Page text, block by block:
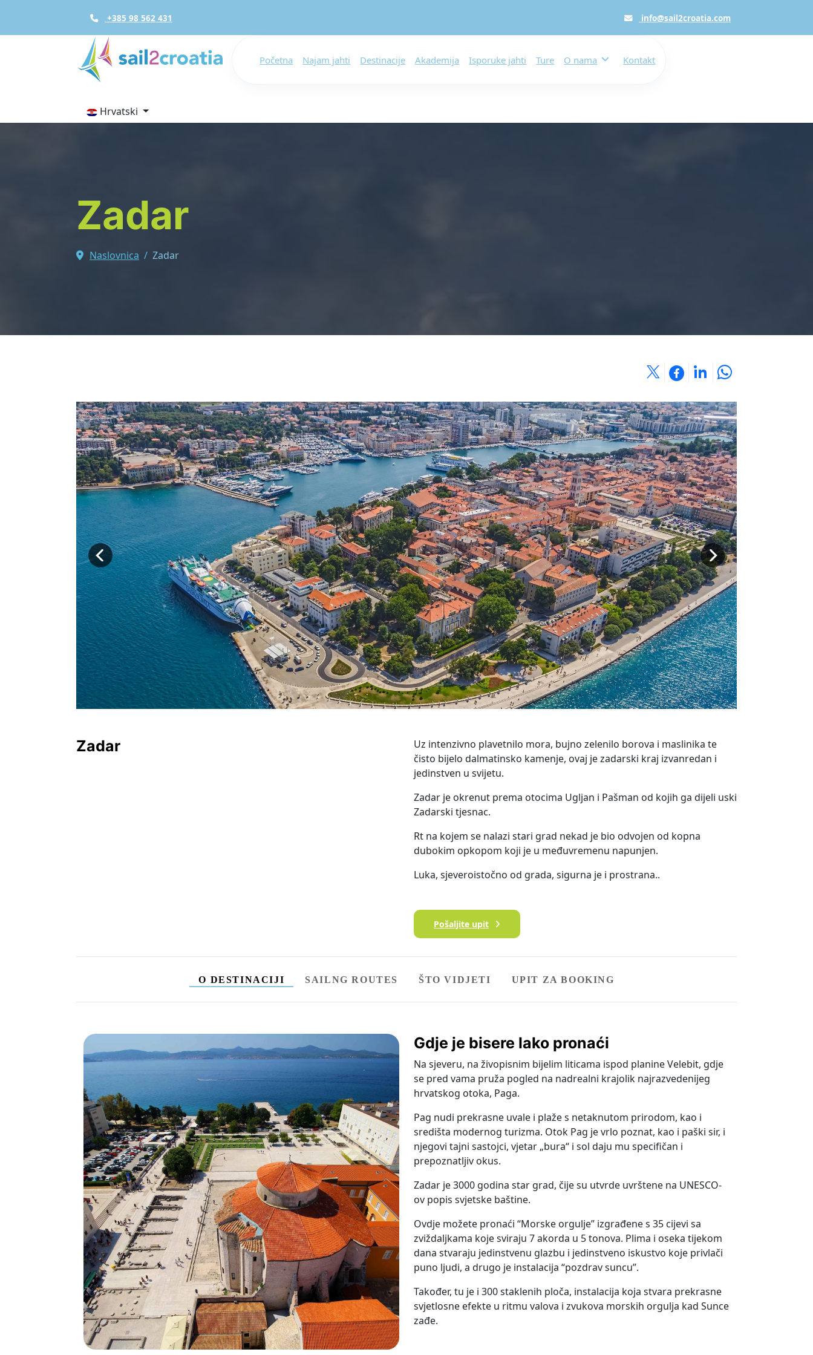
+385 98 562 431 info@sail2croatia.com
Početna Najam jahti Destinacije Akademija Isporuke jahti Ture O nama Kontakt
Hrvatski
Zadar
Naslovnica Zadar
Zadar
Uz intenzivno plavetnilo mora, bujno zelenilo borova i maslinika te
čisto bijelo dalmatinsko kamenje, ovaj je zadarski kraj izvanredan i
jedinstven u svijetu.
Zadar je okrenut prema otocima Ugljan i Pašman od kojih ga dijeli uski
Zadarski tjesnac.
Rt na kojem se nalazi stari grad nekad je bio odvojen od kopna
dubokim opkopom koji je u međuvremenu napunjen.
Luka, sjeveroistočno od grada, sigurna je i prostrana..
Pošaljite upit
O DESTINACIJI SAILNG ROUTES ŠTO VIDJETI UPIT ZA BOOKING
Gdje je bisere lako pronaći
Na sjeveru, na živopisnim bijelim liticama ispod planine Velebit, gdje
se pred vama pruža pogled na nadrealni krajolik najrazvedenijeg
hrvatskog otoka, Paga.
Pag nudi prekrasne uvale i plaže s netaknutom prirodom, kao i
središta modernog turizma. Otok Pag je vrlo poznat, kao i paški sir, i
njegovi tajni sastojci, vjetar „bura“ i sol daju mu specifičan i
prepoznatljiv okus.
Zadar je 3000 godina star grad, čije su utvrde uvrštene na UNESCO-
ov popis svjetske baštine.
Ovdje možete pronaći “Morske orgulje” izgrađene s 35 cijevi sa
zviždaljkama koje sviraju 7 akorda u 5 tonova. Plima i oseka tijekom
dana stvaraju jedinstvenu glazbu i jedinstveno iskustvo koje privlači
puno ljudi, a drugo je instalacija “pozdrav suncu”.
Također, tu je i 300 staklenih ploča, instalacija koja stvara prekrasne
svjetlosne efekte u ritmu valova i zvukova morskih orgulja kad Sunce
zađe.